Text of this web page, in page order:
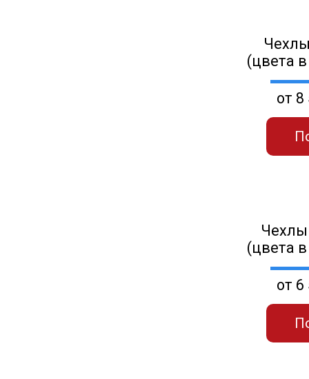
(цвета
от 8
(цвета
от 6